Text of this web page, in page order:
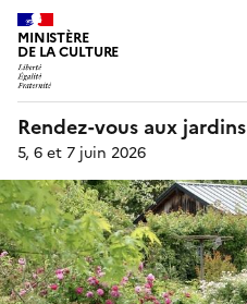
MINISTÈRE
DE LA CULTURE
Rendez-vous aux jardins
5, 6 et 7 juin 2026